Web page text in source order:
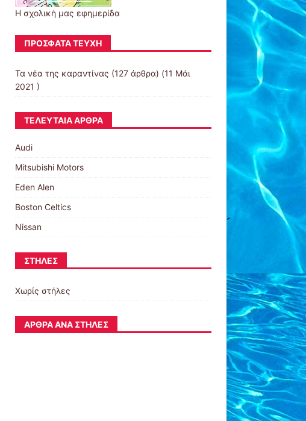
Η σχολική μας εφημερίδα
ΠΡΌΣΦΑΤΑ ΤΕΎΧΗ
Τα νέα της καραντίνας (127 άρθρα) (11 Μάι
2021 )
ΤΕΛΕΥΤΑΊΑ ΆΡΘΡΑ
Audi
Mitsubishi Motors
Eden Alen
Boston Celtics
Nissan
ΣΤΉΛΕΣ
Χωρίς στήλες
ΆΡΘΡΑ ΑΝΆ ΣΤΉΛΕΣ